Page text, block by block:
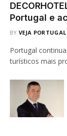
Portugal e
BY VEJA PORTUGAL
Portugal
turísticos mais